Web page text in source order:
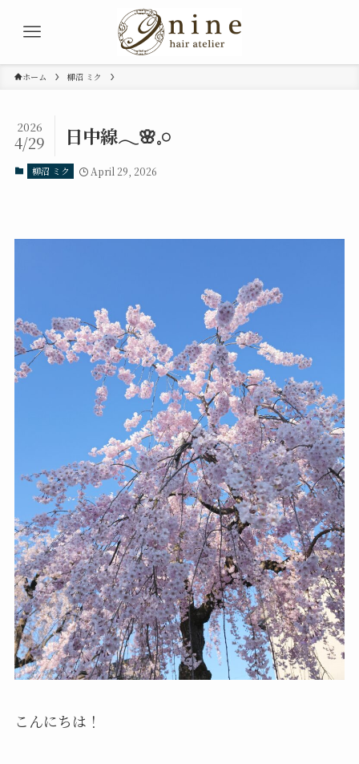
ホーム 柳沼 ミク
日中線𓂃🌸𓈒𓏸
2026
4/29
柳沼 ミク April 29, 2026
こんにちは！